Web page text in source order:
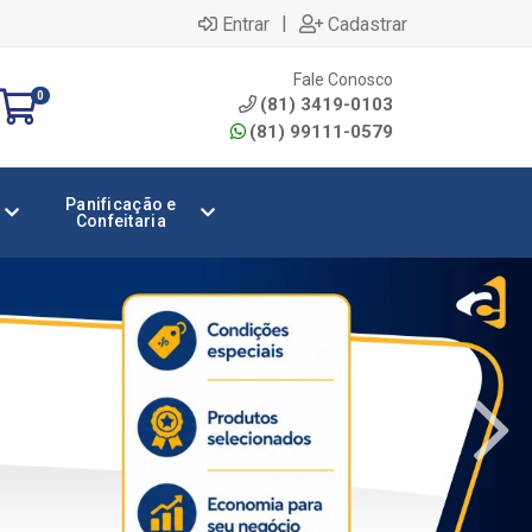
Entrar | Cadastrar
0
Fale Conosco
(81) 3419-0103
(81) 99111-0579
Panificação e
Confeitaria